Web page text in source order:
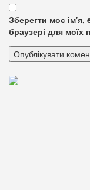
Зберегти моє ім'я,
браузері для моїх